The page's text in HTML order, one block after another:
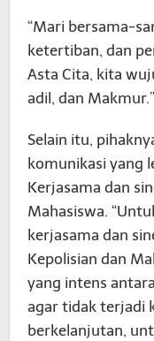
“Mari bersama-
ketertiban, dan
Asta Cita, kita
adil, dan
Selain itu,
komunikasi yang
Kerjasama dan
Mahasiswa.
kerjasama dan
Kepolisian dan
yang intens
agar tidak terjadi
berkelanjutan,